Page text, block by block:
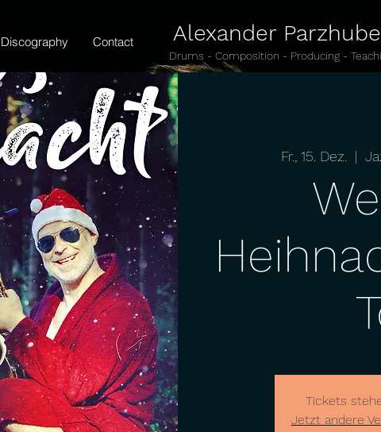
Discography Contact Alexander
Drums - Composition - Producing -
Fr., 15. Dez.
  |
Tickets
Jetzt andere